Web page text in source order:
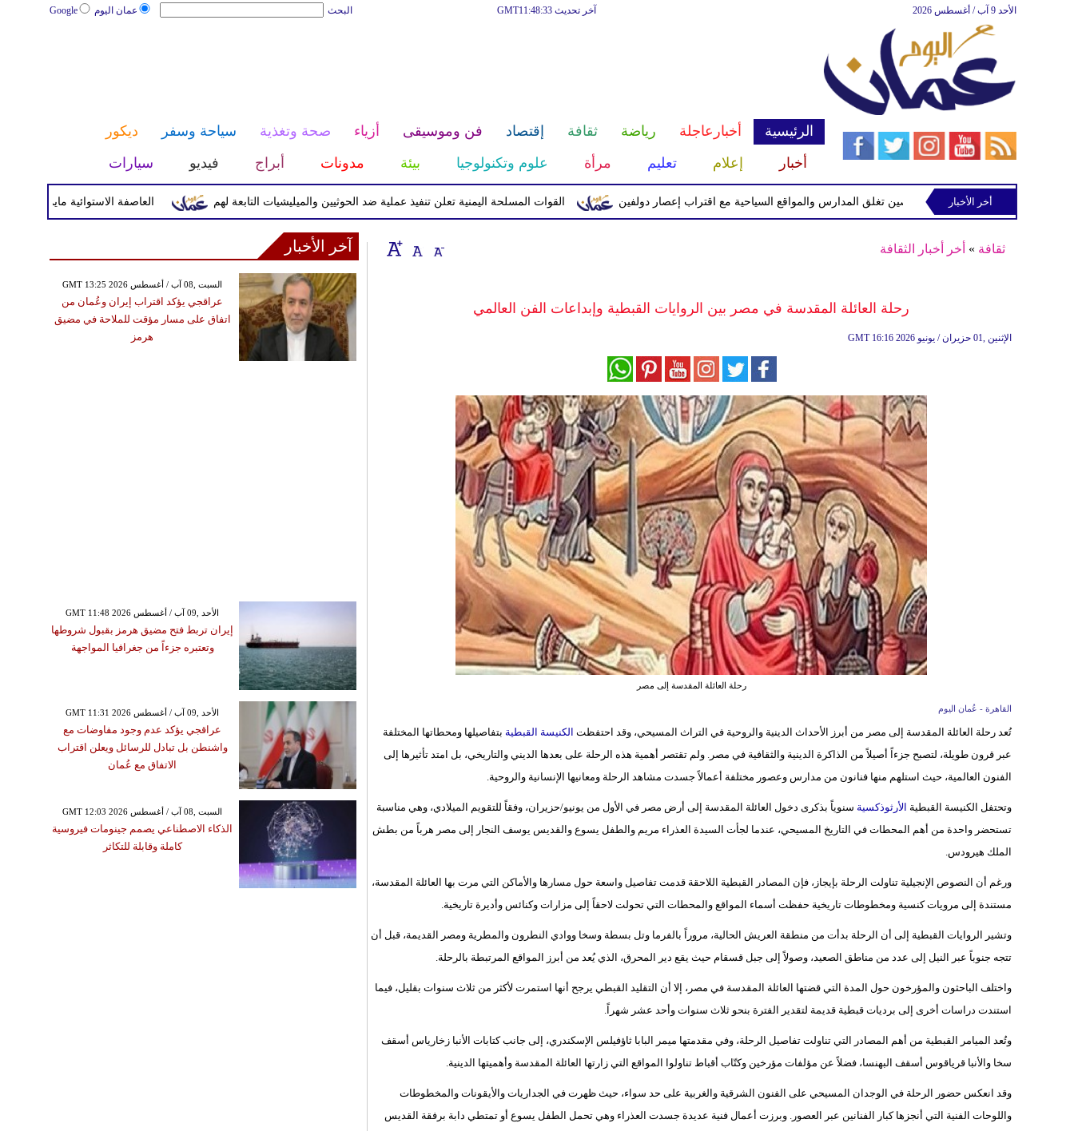
عمان اليوم Google البحث آخر تحديث GMT11:48:33 الأحد 9 آب / أغسطس 2026
الرئيسية أخبارعاجلة رياضة ثقافة إقتصاد فن وموسيقى أزياء صحة وتغذية سياحة وسفر
ديكور
أخبار
إعلام تعليم مرأة علوم وتكنولوجيا بيئة مدونات أبراج فيديو سيارات
العاصفة الاستوائية مايماي تضرب القوات المسلحة اليمنية تعلن تنفيذ عملية ضد الحوثيين والميليشيات التابعة لهم الصين تغلق المدارس والمواقع السياحية مع اقتراب إعصار دولفينأخر الأخبار
ثقافة » أخر أخبار الثقافة
رحلة العائلة المقدسة في مصر بين الروايات القبطية وإبداعات الفن العالمي
GMT 16:16 2026 الإثنين ,01 حزيران / يونيو
رحلة العائلة المقدسة إلى مصر
القاهرة - عُمان اليوم
تُعد رحلة العائلة المقدسة إلى مصر من أبرز الأحداث الدينية والروحية في التراث المسيحي، وقد احتفظت الكنيسة القبطية بتفاصيلها ومحطاتها المختلفة
عبر قرون طويلة، لتصبح جزءاً أصيلاً من الذاكرة الدينية والثقافية في مصر. ولم تقتصر أهمية هذه الرحلة على بعدها الديني والتاريخي، بل امتد تأثيرها إلى
الفنون العالمية، حيث استلهم منها فنانون من مدارس وعصور مختلفة أعمالاً جسدت مشاهد الرحلة ومعانيها الإنسانية والروحية.
وتحتفل الكنيسة القبطية الأرثوذكسية سنوياً بذكرى دخول العائلة المقدسة إلى أرض مصر في الأول من يونيو/حزيران، وفقاً للتقويم الميلادي، وهي مناسبة
تستحضر واحدة من أهم المحطات في التاريخ المسيحي، عندما لجأت السيدة العذراء مريم والطفل يسوع والقديس يوسف النجار إلى مصر هرباً من بطش
الملك هيرودس.
ورغم أن النصوص الإنجيلية تناولت الرحلة بإيجاز، فإن المصادر القبطية اللاحقة قدمت تفاصيل واسعة حول مسارها والأماكن التي مرت بها العائلة المقدسة،
مستندة إلى مرويات كنسية ومخطوطات تاريخية حفظت أسماء المواقع والمحطات التي تحولت لاحقاً إلى مزارات وكنائس وأديرة تاريخية.
وتشير الروايات القبطية إلى أن الرحلة بدأت من منطقة العريش الحالية، مروراً بالفرما وتل بسطة وسخا ووادي النطرون والمطرية ومصر القديمة، قبل أن
تتجه جنوباً عبر النيل إلى عدد من مناطق الصعيد، وصولاً إلى جبل قسقام حيث يقع دير المحرق، الذي يُعد من أبرز المواقع المرتبطة بالرحلة.
واختلف الباحثون والمؤرخون حول المدة التي قضتها العائلة المقدسة في مصر، إلا أن التقليد القبطي يرجح أنها استمرت لأكثر من ثلاث سنوات بقليل، فيما
استندت دراسات أخرى إلى برديات قبطية قديمة لتقدير الفترة بنحو ثلاث سنوات وأحد عشر شهراً.
وتُعد الميامر القبطية من أهم المصادر التي تناولت تفاصيل الرحلة، وفي مقدمتها ميمر البابا ثاؤفيلس الإسكندري، إلى جانب كتابات الأنبا زخارياس أسقف
سخا والأنبا قرياقوس أسقف البهنسا، فضلاً عن مؤلفات مؤرخين وكتّاب أقباط تناولوا المواقع التي زارتها العائلة المقدسة وأهميتها الدينية.
وقد انعكس حضور الرحلة في الوجدان المسيحي على الفنون الشرقية والغربية على حد سواء، حيث ظهرت في الجداريات والأيقونات والمخطوطات
واللوحات الفنية التي أنجزها كبار الفنانين عبر العصور. وبرزت أعمال فنية عديدة جسدت العذراء وهي تحمل الطفل يسوع أو تمتطي دابة برفقة القديس
آخر الأخبار
GMT 13:25 2026 السبت ,08 آب / أغسطس
عراقجي يؤكد اقتراب إيران وعُمان من
اتفاق على مسار مؤقت للملاحة في مضيق
هرمز
GMT 11:48 2026 الأحد ,09 آب / أغسطس
إيران تربط فتح مضيق هرمز بقبول شروطها
وتعتبره جزءاً من جغرافيا المواجهة
GMT 11:31 2026 الأحد ,09 آب / أغسطس
عراقجي يؤكد عدم وجود مفاوضات مع
واشنطن بل تبادل للرسائل ويعلن اقتراب
الاتفاق مع عُمان
GMT 12:03 2026 السبت ,08 آب / أغسطس
الذكاء الاصطناعي يصمم جينومات فيروسية
كاملة وقابلة للتكاثر